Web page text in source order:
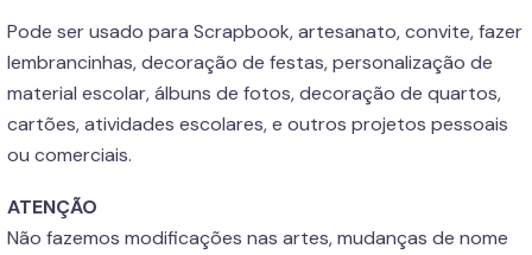
Pode ser usado para Scrapbook, artesanato, convite, fazer
lembrancinhas, decoração de festas, personalização de
material escolar, álbuns de fotos, decoração de quartos,
cartões, atividades escolares, e outros projetos pessoais
ou comerciais.
ATENÇÃO
Não fazemos modificações nas artes, mudanças de nome